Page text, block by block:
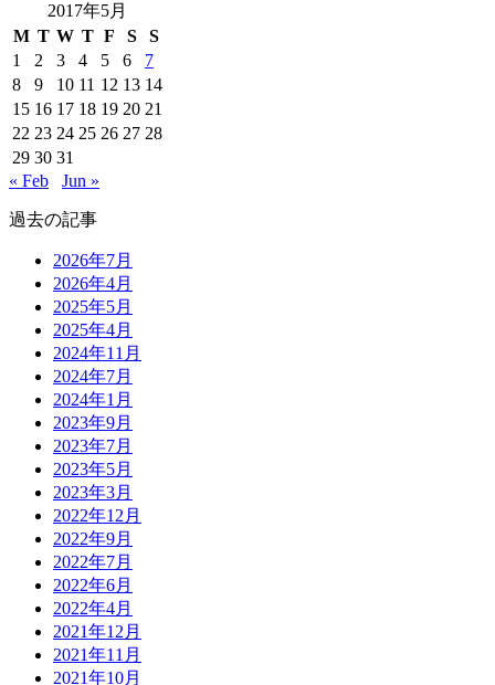
2017年5月
M T W T F S
S
1
2 3 4 5 6
7
8
9 10 11 12 13 14
15 16 17 18 19 20 21
22 23 24 25 26 27 28
29 30 31
« Feb
Jun »
過去の記事
2026年7月
2026年4月
2025年5月
2025年4月
2024年11月
2024年7月
2024年1月
2023年9月
2023年7月
2023年5月
2023年3月
2022年12月
2022年9月
2022年7月
2022年6月
2022年4月
2021年12月
2021年11月
2021年10月